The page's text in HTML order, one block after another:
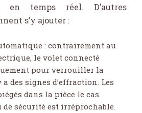
en temps réel. D’autres
s’y ajouter :
: contrairement au
le volet connecté
pour verrouiller la
des signes d’effraction. Les
dans la pièce le cas
de sécurité est irréprochable.